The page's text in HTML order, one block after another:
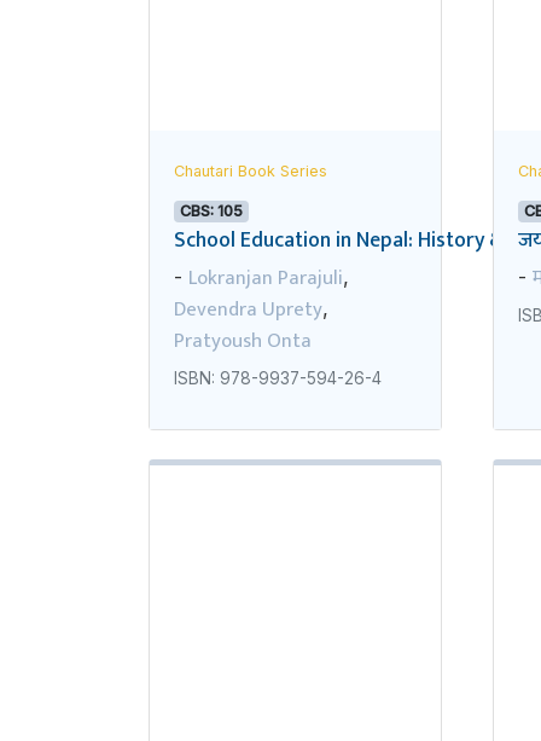
Chautari Book Series
CBS: 105
School Education in Nepal: History &
- Lokranjan Parajuli,
Devendra Uprety,
Pratyoush Onta
ISBN: 978-9937-594-26-4
-